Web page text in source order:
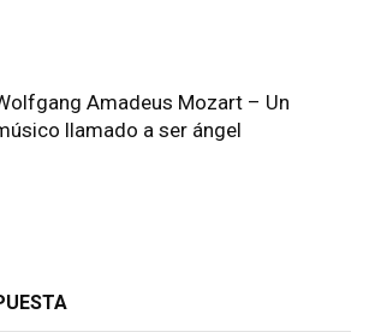
Amadeus Mozart – Un
llamado a ser ángel